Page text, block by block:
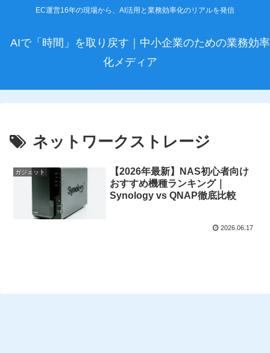
EC運営16年の現場から、AI活用と業務効率化のリアルを発信
AIで「時間」を取り戻す｜中小企業のための業務効率
化メディア
ネットワークストレージ
ガジェット
【2026年最新】NAS初心者向け
おすすめ機種ランキング｜
Synology vs QNAP徹底比較
2026.06.17